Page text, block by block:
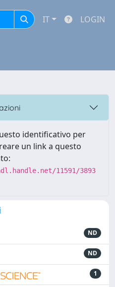
IT LOGIN
identificativo per
un link a questo
11591/3893
ND
ND
1